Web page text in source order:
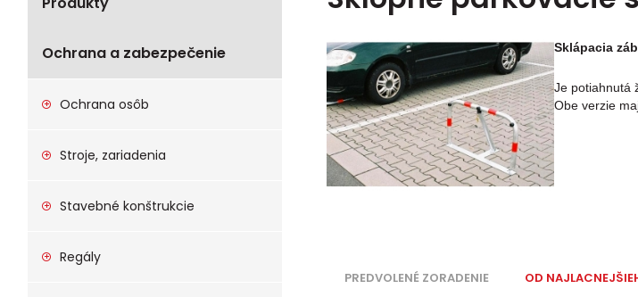
Ochrana a zabezpečenie
Ochrana osôb
Stroje, zariadenia
Stavebné konštrukcie
Regály
Sklápacia
Je potiahnutá
Obe verzie
PREDVOLENÉ ZORADENIE OD